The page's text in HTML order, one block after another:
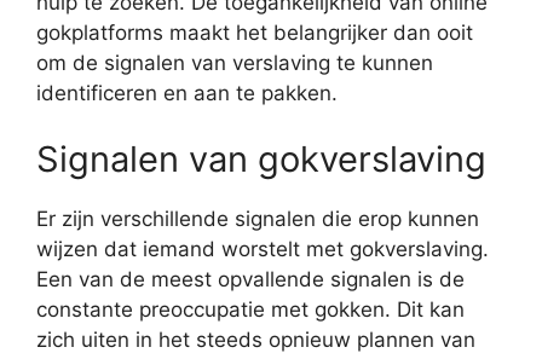
gokplatforms maakt het belangrijker dan ooit
om de signalen van verslaving te kunnen
identificeren en aan te pakken.
Signalen van gokverslaving
Er zijn verschillende signalen die erop kunnen
wijzen dat iemand worstelt met gokverslaving.
Een van de meest opvallende signalen is de
constante preoccupatie met gokken. Dit kan
zich uiten in het steeds opnieuw plannen van